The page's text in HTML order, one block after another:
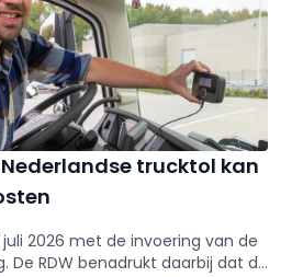
Nederlandse trucktol kan
2026 met de invoering van de
RDW benadrukt daarbij dat de